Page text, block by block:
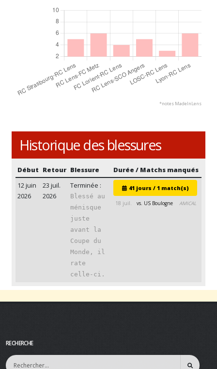
*notes MadeInLens
Historique des blessures
Début Retour Blessure
Durée / Matchs manqués
12 juin
2026
23 juil.
2026
Terminée :
Blessé au
ménisque
juste
avant la
Coupe du
Monde, il
rate
celle-ci.
41 jours / 1 match(s)
18 juil. vs. US Boulogne AMICAL
RECHERCHE